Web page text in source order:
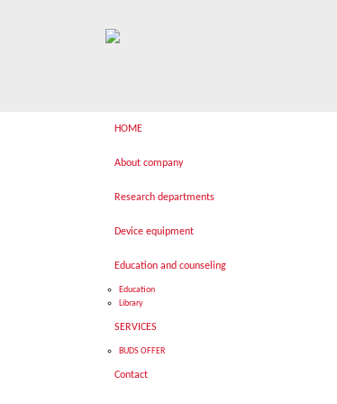
HOME
About company
Research departments
Device equipment
Education and counseling
Education
Library
SERVICES
BUDS OFFER
Contact